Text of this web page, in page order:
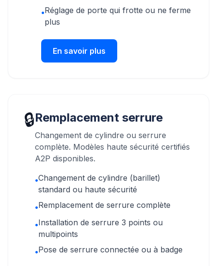
•Réglage de porte qui frotte ou ne ferme
plus
En savoir plus
🔒Remplacement serrure
Changement de cylindre ou serrure
complète. Modèles haute sécurité certifiés
A2P disponibles.
•Changement de cylindre (barillet)
standard ou haute sécurité
•Remplacement de serrure complète
•Installation de serrure 3 points ou
multipoints
•Pose de serrure connectée ou à badge